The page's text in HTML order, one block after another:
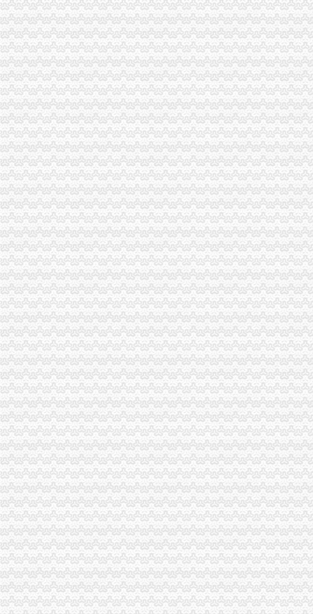
市重庆代办营业执照局单衍华副局长深入中介组织诚恳听取意见
涪陵局渝中区工商代办积开展纠正购销和服务中不正之风专项理工作
万州局采取“九查九考”渝中区工商代办措施助推“订单农业”合同帮扶
梁平局“五加五夯实”渝中区工商代办促进“整体转型”
市渝中区代办营业执照工商局三项措施化农民工工资清欠工作
刘伍伦副巡视到沙区青木关工商所调研
市渝中区工商代办工商局贯彻落实市委二届九次全委会精
中介处与市渝中区代办营业执照经纪人协会联合召开民营中介组织发展环境研
中国工商报8月5日头版刊登周朝东局渝中区代办公司长专访
市渝中区代办营业执照工商局全面加网站建设 深入造网上服务办事平台
涪陵局认真落实市渝中区代办公司扶持生猪产业发展优惠政策
商标协会认真达贯彻全市重庆代办公司工商局长会议精
巴南局深入贯彻执行“六项令”重庆代办营业执照
沙坪坝局“三结合”重庆代办公司深入达市局办公室主任会议精
经开区局及时达全市渝中区工商代办工商局长会议精
全市渝中区工商代办工商部门支持4000返乡农民工自主创业 半年减费近百万
綦江局认真贯彻落实全市重庆代办营业执照工商局长会议精
渝北局认真贯彻全市渝中区工商代办工商局长会议精